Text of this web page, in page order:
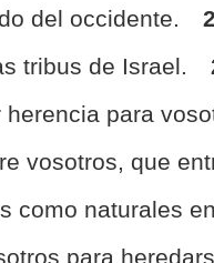
del occidente.
tribus de Israel.
para
vosotros, que
como naturales
para